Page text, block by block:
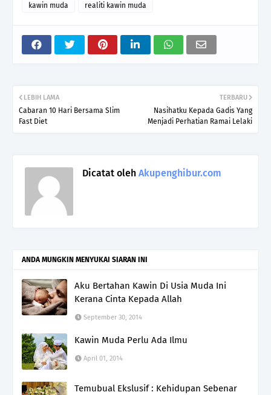
kawin muda realiti kawin muda
TERBARU
Nasihatku Kepada Gadis Yang
Menjadi Perhatian Ramai Lelaki
LEBIH LAMA
Cabaran 10 Hari Bersama Slim
Fast Diet
Dicatat oleh Akupenghibur.com
ANDA MUNGKIN MENYUKAI SIARAN INI
Aku Bertahan Kawin Di Usia Muda Ini
Kerana Cinta Kepada Allah
September 30, 2014
Kawin Muda Perlu Ada Ilmu
April 01, 2014
Temubual Ekslusif : Kehidupan Sebenar